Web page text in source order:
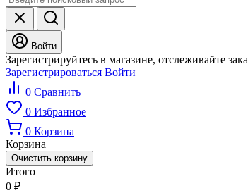
Войти
Зарегистрируйтесь в магазине, отслеживайте
Зарегистрироваться Войти
0 Сравнить
0 Избранное
0 Корзина
Корзина
Очистить корзину
Итого
0 ₽